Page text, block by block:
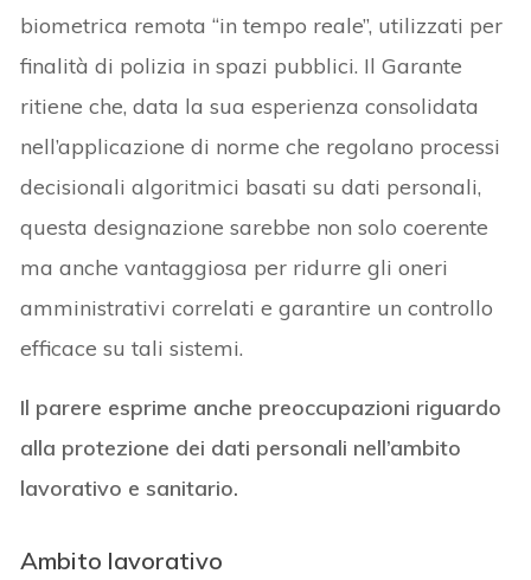
biometrica remota “in tempo reale”, utilizzati per
finalità di polizia in spazi pubblici. Il Garante
ritiene che, data la sua esperienza consolidata
nell’applicazione di norme che regolano processi
decisionali algoritmici basati su dati personali,
questa designazione sarebbe non solo coerente
ma anche vantaggiosa per ridurre gli oneri
amministrativi correlati e garantire un controllo
efficace su tali sistemi.
Il parere esprime anche preoccupazioni riguardo
alla protezione dei dati personali nell’ambito
lavorativo e sanitario.
Ambito lavorativo